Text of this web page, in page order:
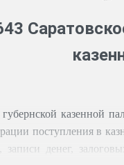
казенной
поступления в
денег,